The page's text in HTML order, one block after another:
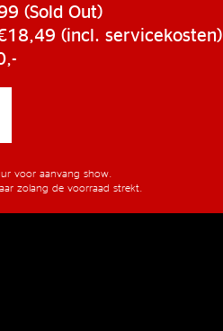
(Sold Out)
(incl. servicekosten)
voor aanvang show.
zolang de voorraad strekt.